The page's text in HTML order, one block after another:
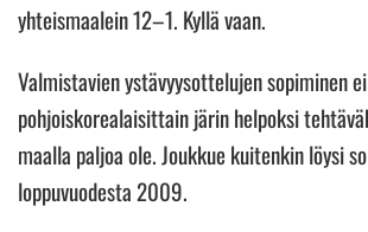
yhteismaalein 12–1. Kyllä vaan.
Valmistavien ystävyysottelujen sopiminen
pohjoiskorealaisittain järin helpoksi
maalla paljoa ole. Joukkue kuitenkin löysi
loppuvuodesta 2009.